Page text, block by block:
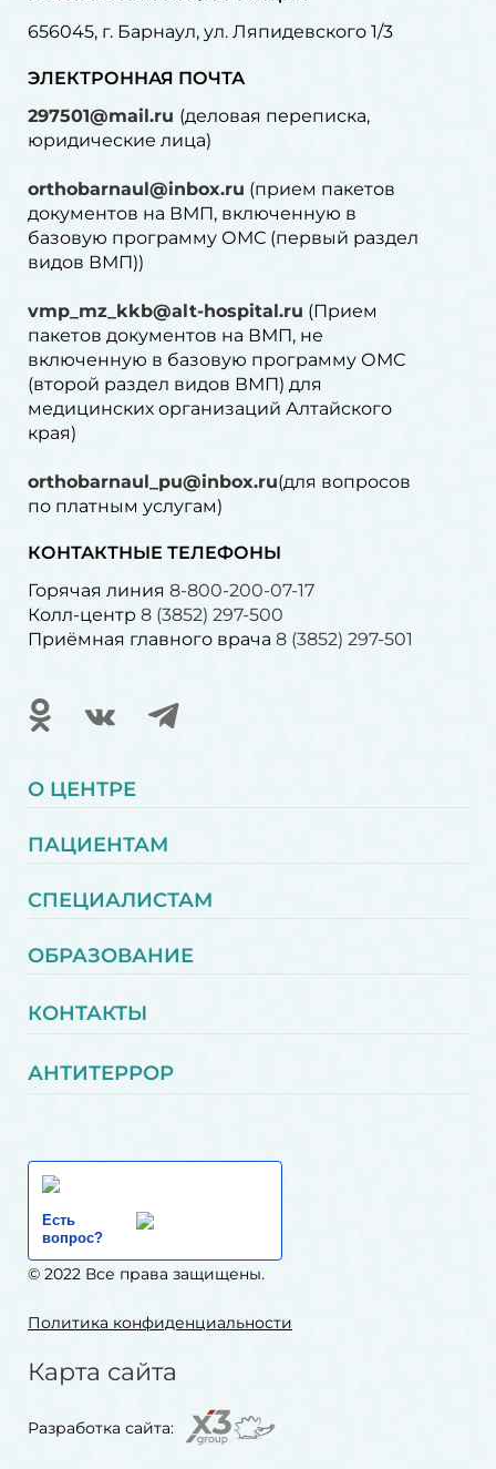
656045, г. Барнаул, ул. Ляпидевского 1/3
ЭЛЕКТРОННАЯ ПОЧТА
297501@mail.ru (деловая переписка,
юридические лица)
orthobarnaul@inbox.ru (прием пакетов
документов на ВМП, включенную в
базовую программу ОМС (первый раздел
видов ВМП))
vmp_mz_kkb@alt-hospital.ru (Прием
пакетов документов на ВМП, не
включенную в базовую программу ОМС
(второй раздел видов ВМП) для
медицинских организаций Алтайского
края)
orthobarnaul_pu@inbox.ru(для вопросов
по платным услугам)⁠
КОНТАКТНЫЕ ТЕЛЕФОНЫ
Горячая линия 8-800-200-07-17
Колл-центр 8 (3852) 297-500
Приёмная главного врача 8 (3852) 297-501
О ЦЕНТРЕ
ПАЦИЕНТАМ
СПЕЦИАЛИСТАМ
ОБРАЗОВАНИЕ
КОНТАКТЫ
АНТИТЕРРОР
Есть
вопрос?
© 2022 Все права защищены.
Политика конфиденциальности
Карта сайта
Разработка сайта: